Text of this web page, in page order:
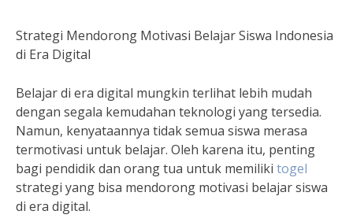
Strategi Mendorong Motivasi Belajar Siswa Indonesia
di Era Digital
Belajar di era digital mungkin terlihat lebih mudah
dengan segala kemudahan teknologi yang tersedia.
Namun, kenyataannya tidak semua siswa merasa
termotivasi untuk belajar. Oleh karena itu, penting
bagi pendidik dan orang tua untuk memiliki togel
strategi yang bisa mendorong motivasi belajar siswa
di era digital.